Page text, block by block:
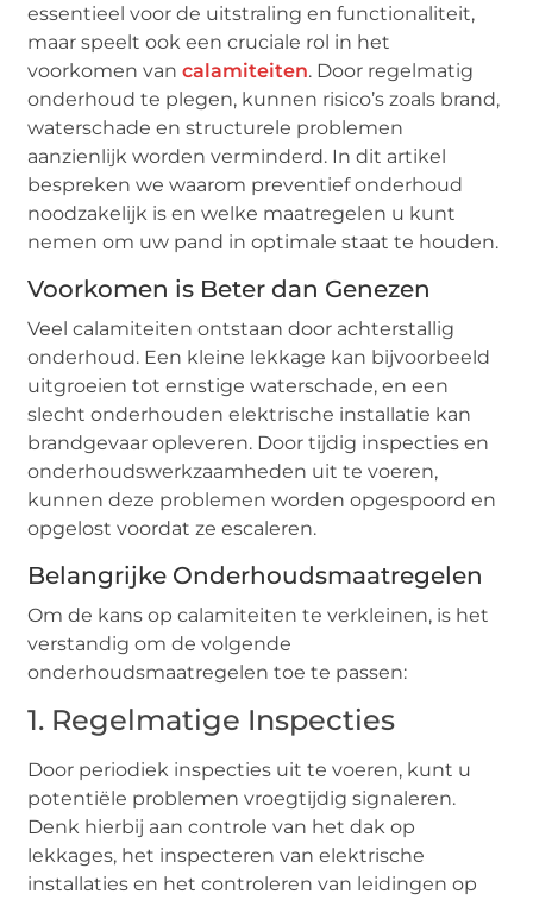
essentieel voor de uitstraling en functionaliteit,
maar speelt ook een cruciale rol in het
voorkomen vancalamiteiten. Door regelmatig
onderhoud te plegen, kunnen risico’s zoals brand,
waterschade en structurele problemen
aanzienlijk worden verminderd. In dit artikel
bespreken we waarom preventief onderhoud
noodzakelijk is en welke maatregelen u kunt
nemen om uw pand in optimale staat te houden.
Voorkomen is Beter dan Genezen
Veel calamiteiten ontstaan door achterstallig
onderhoud. Een kleine lekkage kan bijvoorbeeld
uitgroeien tot ernstige waterschade, en een
slecht onderhouden elektrische installatie kan
brandgevaar opleveren. Door tijdig inspecties en
onderhoudswerkzaamheden uit te voeren,
kunnen deze problemen worden opgespoord en
opgelost voordat ze escaleren.
Belangrijke Onderhoudsmaatregelen
Om de kans op calamiteiten te verkleinen, is het
verstandig om de volgende
onderhoudsmaatregelen toe te passen:
1. Regelmatige Inspecties
Door periodiek inspecties uit te voeren, kunt u
potentiële problemen vroegtijdig signaleren.
Denk hierbij aan controle van het dak op
lekkages, het inspecteren van elektrische
installaties en het controleren van leidingen op